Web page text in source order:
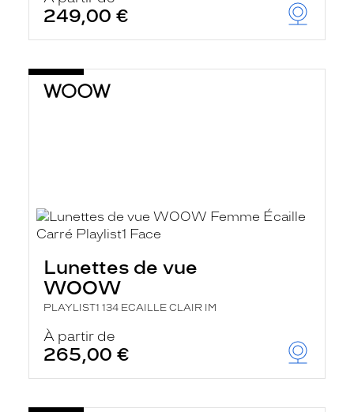
249,00 €
Lunettes de vue
WOOW
PLAYLIST1 134 ECAILLE CLAIR IM
À partir de
265,00 €